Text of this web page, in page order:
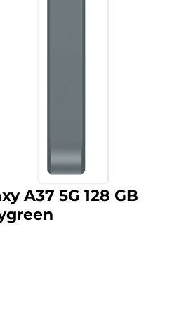
A37 5G 128 GB